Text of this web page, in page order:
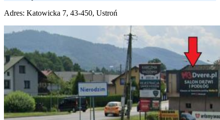
Adres: Katowicka 7, 43-450, Ustroń